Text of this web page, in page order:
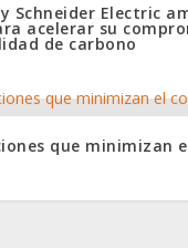
y Schneider Electric
acelerar su
de carbono
que minimizan